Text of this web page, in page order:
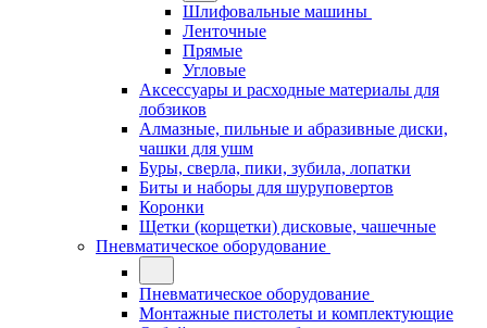
Шлифовальные машины
Ленточные
Прямые
Угловые
Аксессуары и расходные материалы для
лобзиков
Алмазные, пильные и абразивные диски,
чашки для ушм
Буры, сверла, пики, зубила, лопатки
Биты и наборы для шуруповертов
Коронки
Щетки (корщетки) дисковые, чашечные
Пневматическое оборудование
Пневматическое оборудование
Монтажные пистолеты и комплектующие